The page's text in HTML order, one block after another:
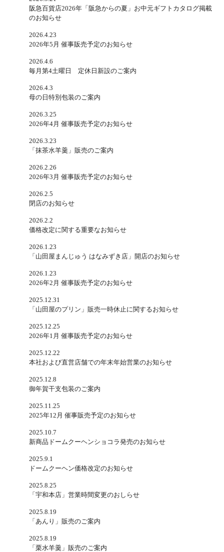
阪急百貨店2026年「阪急からの夏」お中元ギフトカタログ掲載
のお知らせ
2026.4.23
2026年5月 催事販売予定のお知らせ
2026.4.6
毎月第4土曜日 定休日新設のご案内
2026.4.3
母の日特別包装のご案内
2026.3.25
2026年4月 催事販売予定のお知らせ
2026.3.23
「抹茶水羊羹」販売のご案内
2026.2.26
2026年3月 催事販売予定のお知らせ
2026.2.5
閉店のお知らせ
2026.2.2
価格改定に関する重要なお知らせ
2026.1.23
「山田屋まんじゅう はなみずき店」開店のお知らせ
2026.1.23
2026年2月 催事販売予定のお知らせ
2025.12.31
「山田屋のプリン」販売一時休止に関するお知らせ
2025.12.25
2026年1月 催事販売予定のお知らせ
2025.12.22
本社および直営店舗での年末年始営業のお知らせ
2025.12.8
御年賀干支包装のご案内
2025.11.25
2025年12月 催事販売予定のお知らせ
2025.10.7
新商品ドームクーヘンショコラ発売のお知らせ
2025.9.1
ドームクーヘン価格改定のお知らせ
2025.8.25
「宇和本店」営業時間変更のおしらせ
2025.8.19
「あんり」販売のご案内
2025.8.19
「栗水羊羹」販売のご案内